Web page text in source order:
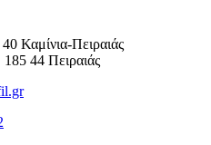
Καμίνια-Πειραιάς
44 Πειραιάς